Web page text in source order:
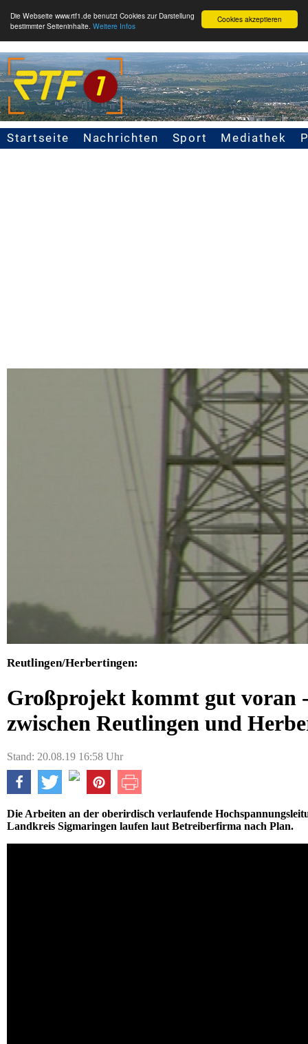
Cookies akzeptieren
Die Webseite www.rtf1.de benutzt Cookies zur Darstellung
bestimmter Seiteninhalte. Weitere Infos
Seitennavigation
Startseite Nachrichten Sport Mediathek
Reutlingen/Herbertingen:
Großprojekt kommt gut voran
zwischen Reutlingen und
Stand: 20.08.19 16:58 Uhr
Die Arbeiten an der oberirdisch verlaufende
Landkreis Sigmaringen laufen laut Betreiberfirma nach Plan.